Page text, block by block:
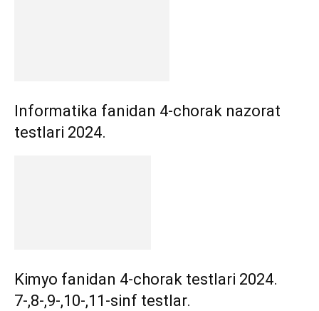
Informatika fanidan 4-chorak nazorat
testlari 2024.
Kimyo fanidan 4-chorak testlari 2024.
7-,8-,9-,10-,11-sinf testlar.